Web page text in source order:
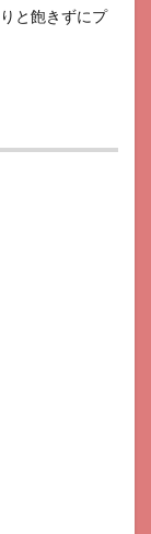
と飽きずにプ